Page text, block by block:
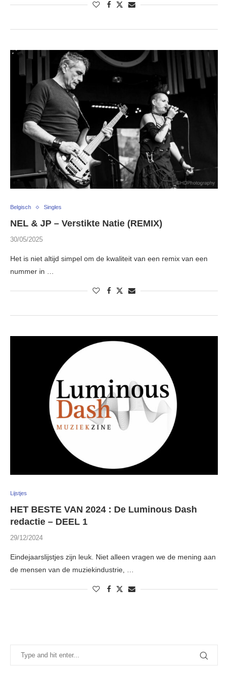
Belgisch Singles
NEL & JP – Verstikte Natie (REMIX)
30/05/2025
Het is niet altijd simpel om de kwaliteit van een remix van een
nummer in …
Lijstjes
HET BESTE VAN 2024 : De Luminous Dash
redactie – DEEL 1
29/12/2024
Eindejaarslijstjes zijn leuk. Niet alleen vragen we de mening aan
de mensen van de muziekindustrie, …